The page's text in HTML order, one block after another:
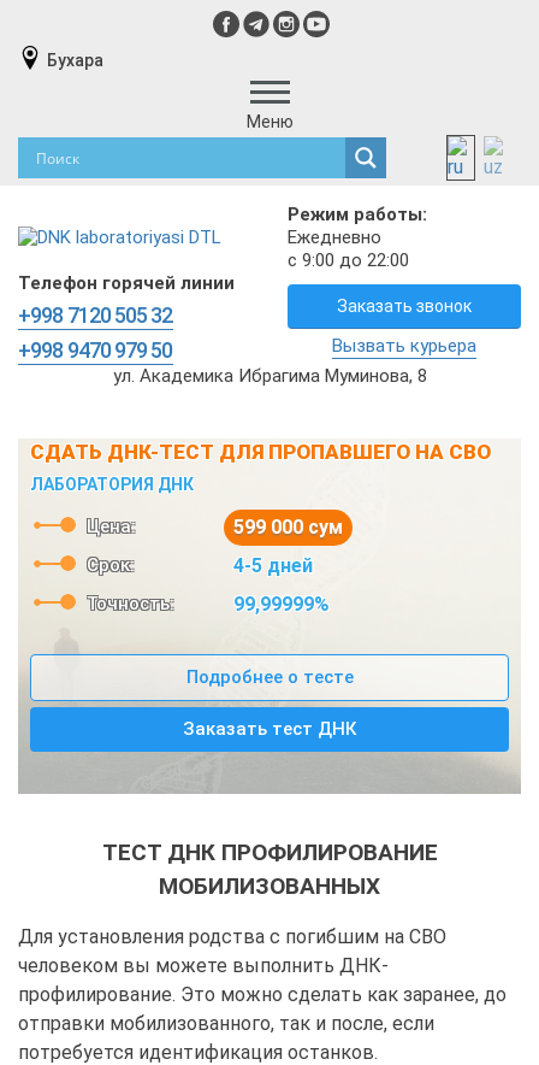
Бухара
Меню
Режим работы:
Ежедневно
с 9:00 до 22:00
Телефон горячей линии
+998 7120 505 32
+998 9470 979 50
Заказать звонок
Вызвать курьера
ул. Академика Ибрагима Муминова, 8
СДАТЬ ДНК-ТЕСТ ДЛЯ ПРОПАВШЕГО НА СВО
ЛАБОРАТОРИЯ ДНК
Цена: 599 000 сум
Срок: 4-5 дней
Точность: 99,99999%
Подробнее о тесте
Заказать тест ДНК
ТЕСТ ДНК ПРОФИЛИРОВАНИЕ
МОБИЛИЗОВАННЫХ
Для установления родства с погибшим на СВО
человеком вы можете выполнить ДНК-
профилирование. Это можно сделать как заранее, до
отправки мобилизованного, так и после, если
потребуется идентификация останков.